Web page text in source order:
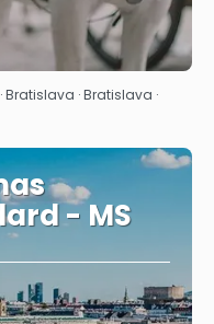
Bratislava · Bratislava ·
- MS